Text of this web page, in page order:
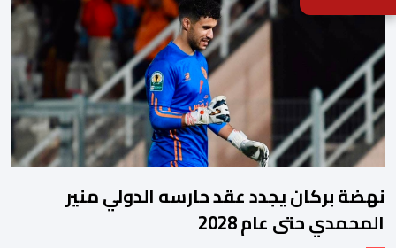
نهضة بركان يجدد عقد حارسه الدولي منير
المحمدي حتى عام 2028